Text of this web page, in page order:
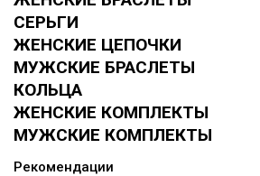
СЕРЬГИ
ЖЕНСКИЕ ЦЕПОЧКИ
МУЖСКИЕ БРАСЛЕТЫ
КОЛЬЦА
ЖЕНСКИЕ КОМПЛЕКТЫ
МУЖСКИЕ КОМПЛЕКТЫ
Рекомендации